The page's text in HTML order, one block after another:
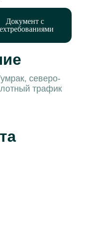
Документ с
северо-
трафик